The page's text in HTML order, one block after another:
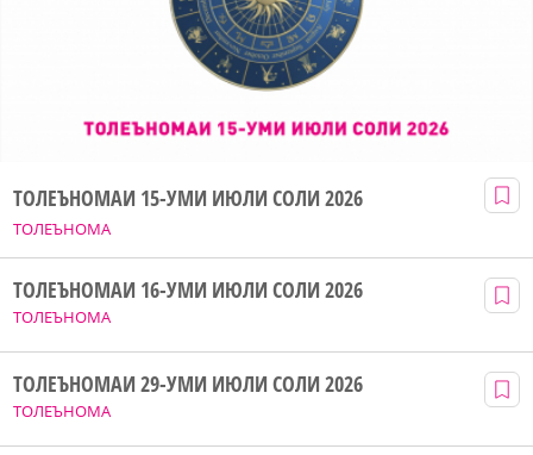
ТОЛЕЪНОМА
ТОЛЕЪНОМАИ 15-УМИ ИЮЛИ СОЛИ 2026
ТОЛЕЪНОМА
ТОЛЕЪНОМАИ 16-УМИ ИЮЛИ СОЛИ 2026
ТОЛЕЪНОМА
ТОЛЕЪНОМАИ 29-УМИ ИЮЛИ СОЛИ 2026